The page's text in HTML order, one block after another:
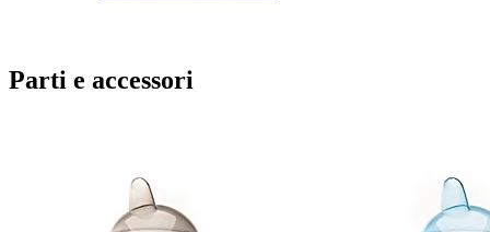
Parti e accessori